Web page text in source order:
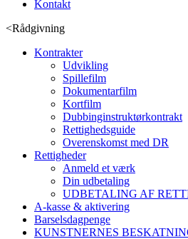
Kontakt
<Rådgivning
Kontrakter
Udvikling
Spillefilm
Dokumentarfilm
Kortfilm
Dubbinginstruktørkontrakt
Rettighedsguide
Overenskomst med DR
Rettigheder
Anmeld et værk
Din udbetaling
UDBETALING AF
A-kasse & aktivering
Barselsdagpenge
KUNSTNERNES